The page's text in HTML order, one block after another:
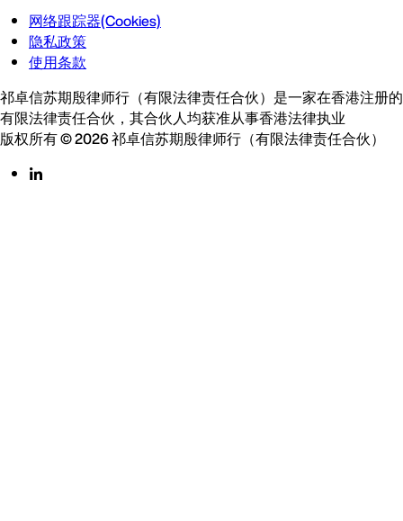
网络跟踪器(Cookies)
隐私政策
使用条款
祁卓信苏期殷律师行（有限法律责任合伙）是一家在香港注册的
有限法律责任合伙，其合伙人均获准从事香港法律执业
版权所有 © 2026 祁卓信苏期殷律师行（有限法律责任合伙）